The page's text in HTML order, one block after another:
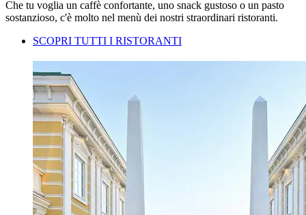
Che tu voglia un caffè confortante, uno snack gustoso o un pasto
sostanzioso, c'è molto nel menù dei nostri straordinari ristoranti.
SCOPRI TUTTI I RISTORANTI